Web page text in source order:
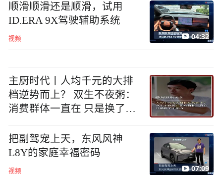
顺滑顺滑还是顺滑，试用
ID.ERA 9X驾驶辅助系统
视频 04:32
主厨时代丨人均千元的大排
档逆势而上？ 双生不夜粥：
消费群体一直在 只是换了个
把副驾宠上天，东风风神
L8Y的家庭幸福密码
视频 07:09